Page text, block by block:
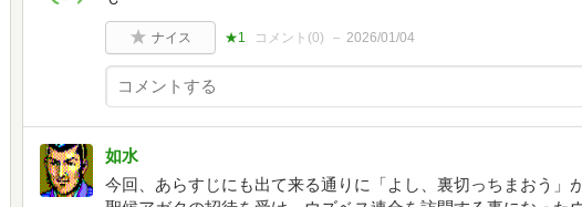
ナイス ★1 コメント(0) 2026/01/04
如水
今回、あらすじにも出て来る通りに「よし、裏切っちまおう」